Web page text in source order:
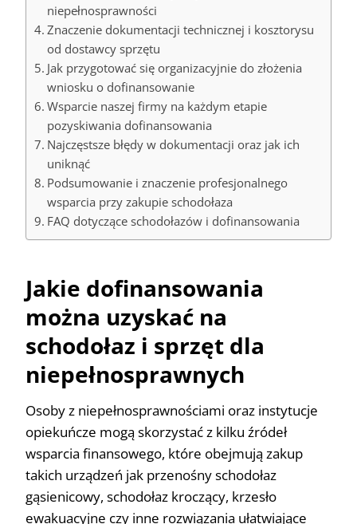
niepełnosprawności
Znaczenie dokumentacji technicznej i kosztorysu
od dostawcy sprzętu
Jak przygotować się organizacyjnie do złożenia
wniosku o dofinansowanie
Wsparcie naszej firmy na każdym etapie
pozyskiwania dofinansowania
Najczęstsze błędy w dokumentacji oraz jak ich
uniknąć
Podsumowanie i znaczenie profesjonalnego
wsparcia przy zakupie schodołaza
FAQ dotyczące schodołazów i dofinansowania
Jakie dofinansowania
można uzyskać na
schodołaz i sprzęt dla
niepełnosprawnych
Osoby z niepełnosprawnościami oraz instytucje
opiekuńcze mogą skorzystać z kilku źródeł
wsparcia finansowego, które obejmują zakup
takich urządzeń jak przenośny schodołaz
gąsienicowy, schodołaz kroczący, krzesło
ewakuacyjne czy inne rozwiązania ułatwiające